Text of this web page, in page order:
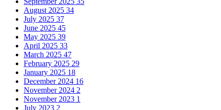
August 2025 34
July 2025 37
June 2025 45
May 2025 39
April 2025 33
March 2025 47
February 2025 29
January 2025 18
December 2024 16
November 2024 2
November 2023 1
July 2023 2